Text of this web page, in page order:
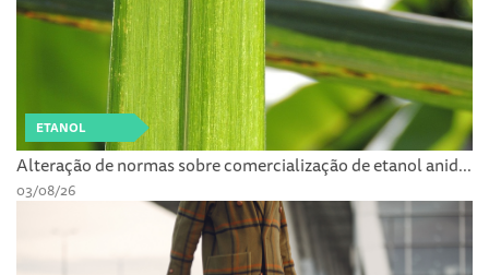
ETANOL
Alteração de normas sobre comercialização de etanol anid...
03/08/26